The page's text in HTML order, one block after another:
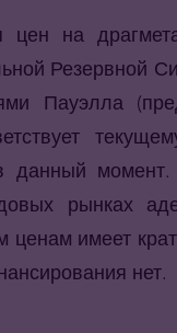
цен на
Резервной
Пауэлла
данный момент.
рынках
ценам имеет
нет.